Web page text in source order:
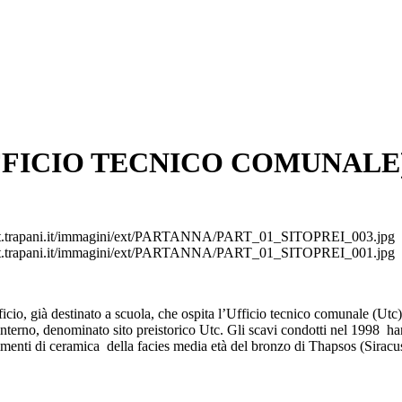
TECNICO
immagini/ext/PARTANNA/PART_01_SITOPREI_003.jpg
immagini/ext/PARTANNA/PART_01_SITOPREI_001.jpg
già destinato a scuola, che ospita l’Ufficio tecnico comunale
denominato sito preistorico Utc. Gli scavi condotti nel 1998
di ceramica della facies media età del bronzo di Thapsos